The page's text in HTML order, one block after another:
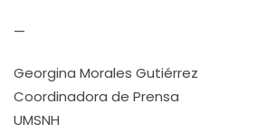
—
Georgina Morales Gutiérrez
Coordinadora de Prensa
UMSNH